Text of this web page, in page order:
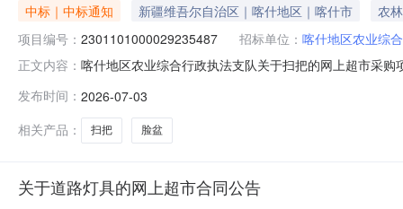
中标｜中标通知 新疆维吾尔自治区｜喀什地区｜喀什市
农
项目编号： 2301101000029235487 招标单位： 喀什地区农业综
正文内容： 喀什地区农业综合行政执法支队关于扫把的网上超市采
金额（元）:项目所在行政区划编码:653199项目所在行
发布时间： 2026-07-03
相关产品：
扫把 脸盆
关于道路灯具的网上超市合同公告